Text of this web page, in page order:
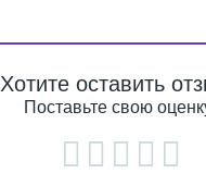
Хотите оставить
Поставьте свою